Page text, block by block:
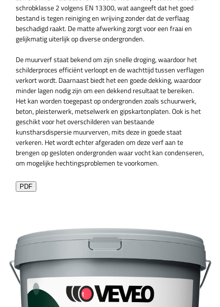
schrobklasse 2 volgens EN 13300, wat aangeeft dat het goed
bestand is tegen reiniging en wrijving zonder dat de verflaag
beschadigd raakt. De matte afwerking zorgt voor een fraai en
gelijkmatig uiterlijk op diverse ondergronden.
De muurverf staat bekend om zijn snelle droging, waardoor het
schilderproces efficiënt verloopt en de wachttijd tussen verflagen
verkort wordt. Daarnaast biedt het een goede dekking, waardoor
minder lagen nodig zijn om een dekkend resultaat te bereiken.
Het kan worden toegepast op ondergronden zoals schuurwerk,
beton, pleisterwerk, metselwerk en gipskartonplaten. Ook is het
geschikt voor het overschilderen van bestaande
kunstharsdispersie muurverven, mits deze in goede staat
verkeren. Het wordt echter afgeraden om deze verf aan te
brengen op gesloten ondergronden waar vocht kan condenseren,
om mogelijke hechtingsproblemen te voorkomen.
PDF